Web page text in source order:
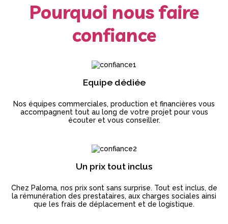
Pourquoi nous faire
confiance
Equipe dédiée
Nos équipes commerciales, production et financières vous
accompagnent tout au long de votre projet pour vous
écouter et vous conseiller.
Un prix tout inclus
Chez Paloma, nos prix sont sans surprise. Tout est inclus, de
la rémunération des prestataires, aux charges sociales ainsi
que les frais de déplacement et de logistique.